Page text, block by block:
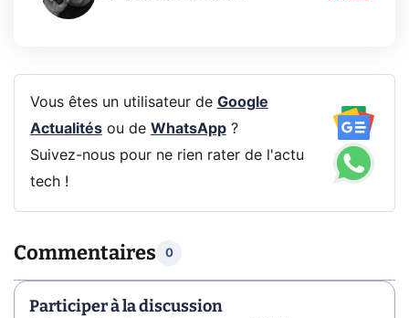
Vous êtes un utilisateur de Google
Actualitésou de WhatsApp?
Suivez-nous pour ne rien rater de l'actu
tech !
Commentaires 0
Participer à la discussion